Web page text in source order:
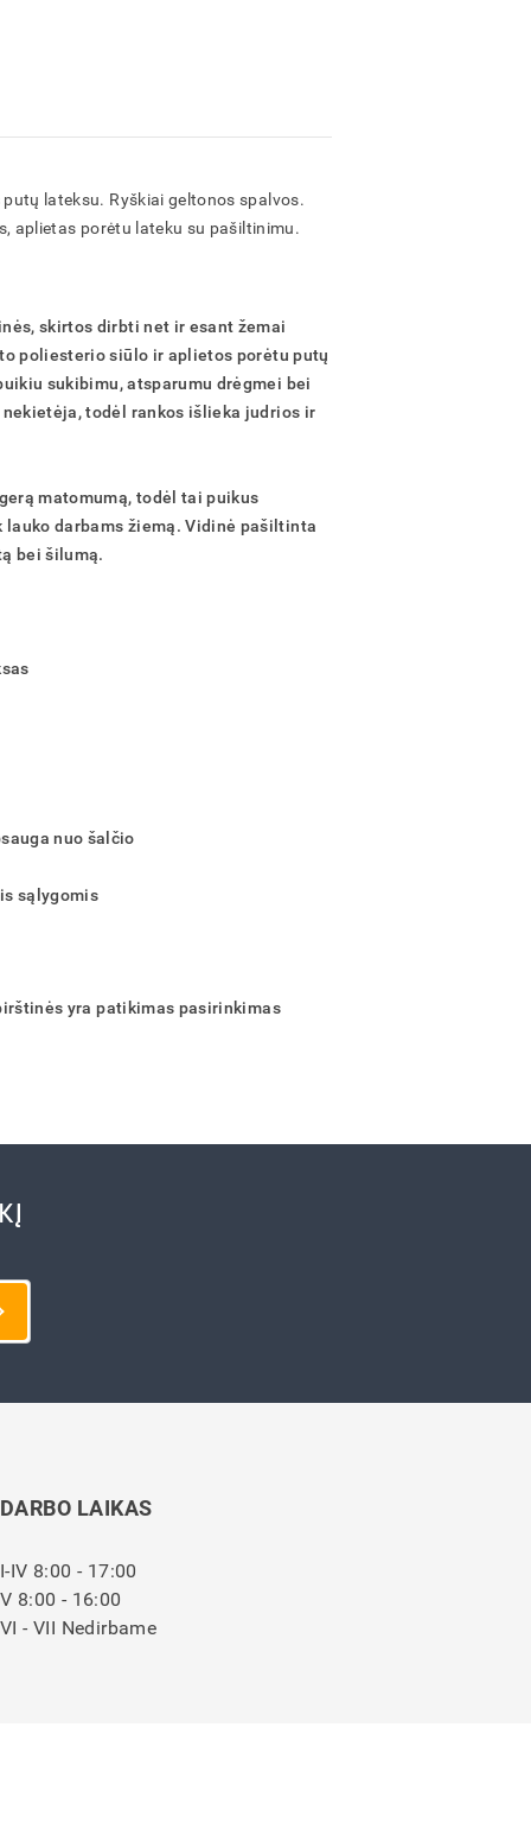
lateksu. Ryškiai geltonos spalvos.
aplietas porėtu lateku su pašiltinimu.
skirtos dirbti net ir esant žemai
poliesterio siūlo ir aplietos porėtu putų
sukibimu, atsparumu drėgmei bei
todėl rankos išlieka judrios ir
matomumą, todėl tai puikus
darbams žiemą. Vidinė pašiltinta
bei šilumą.
nuo šalčio
sąlygomis
yra patikimas pasirinkimas
DARBO LAIKAS
I-IV 8:00 - 17:00
V 8:00 - 16:00
VI - VII Nedirbame